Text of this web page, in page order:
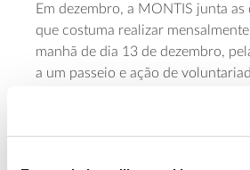
Em dezembro, a MONTIS junta as
que costuma realizar
manhã de dia 13 de dezembro,
a um passeio e ação de
carvalhais, até à Quinta das
serão apanhadas bolotas para